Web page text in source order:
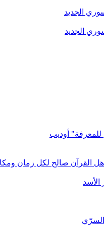
الجديد
الجديد
أوديب
القرآن صالح لكل زمان
الأسد